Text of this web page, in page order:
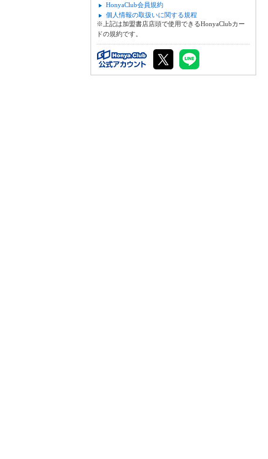
HonyaClub会員規約
個人情報の取扱いに関する規程
※上記は加盟書店店頭で使用できるHonyaClubカー
ドの規約です。